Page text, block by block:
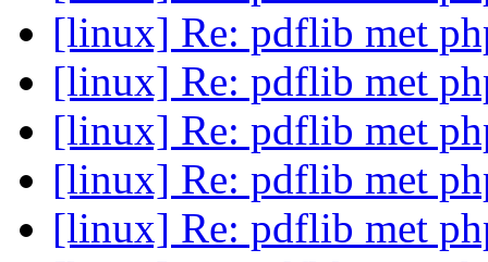
[linux] Re: pdflib met
[linux] Re: pdflib met
[linux] Re: pdflib met
[linux] Re: pdflib met
[linux] Re: pdflib met